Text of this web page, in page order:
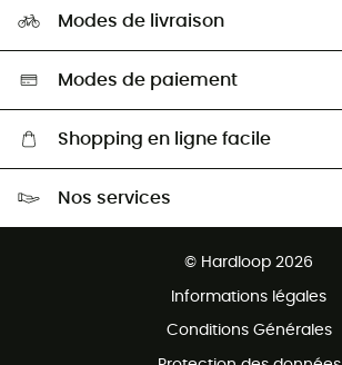
Seconde Main
Aide & Contact
HardGuides
Sélection éco-responsable
Modes de livraison
Modes de paiement
Shopping en ligne facile
Nos services
© Hardloop 2026
Informations légales
Conditions Générales